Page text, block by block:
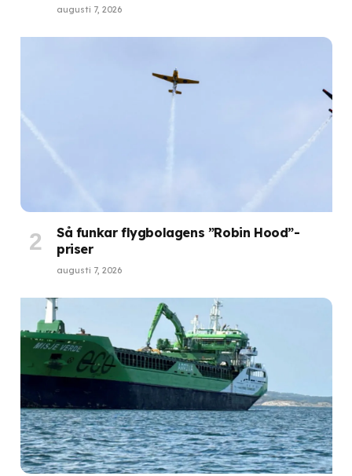
augusti 7, 2026
Så funkar flygbolagens ”Robin Hood”-
priser
augusti 7, 2026